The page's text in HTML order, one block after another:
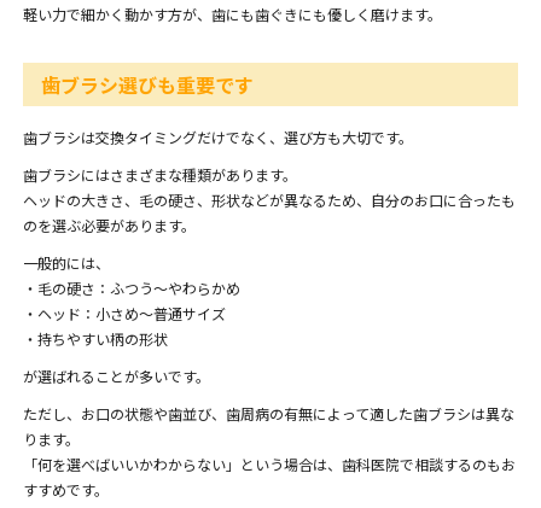
軽い力で細かく動かす方が、歯にも歯ぐきにも優しく磨けます。
歯ブラシ選びも重要です
歯ブラシは交換タイミングだけでなく、選び方も大切です。
歯ブラシにはさまざまな種類があります。
ヘッドの大きさ、毛の硬さ、形状などが異なるため、自分のお口に合ったも
のを選ぶ必要があります。
一般的には、
・毛の硬さ：ふつう〜やわらかめ
・ヘッド：小さめ〜普通サイズ
・持ちやすい柄の形状
が選ばれることが多いです。
ただし、お口の状態や歯並び、歯周病の有無によって適した歯ブラシは異な
ります。
「何を選べばいいかわからない」という場合は、歯科医院で相談するのもお
すすめです。